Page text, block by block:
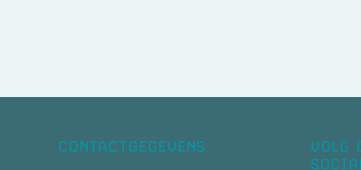
CONTACTGEGEVENS
VOLG